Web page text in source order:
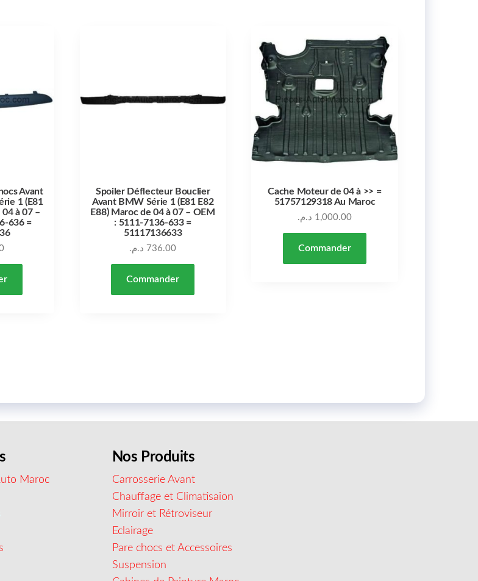
Avant
1 (E81
04 à 07 –
636 =
Spoiler Déflecteur Bouclier
Avant BMW Série 1 (E81 E82
E88) Maroc de 04 à 07 – OEM
: 5111-7136-633 =
51117136633
736.00 د.م.
Commander
Cache Moteur de 04 à >> =
51757129318 Au Maroc
1,000.00 د.م.
Commander
Maroc
Nos Produits
Carrosserie Avant
Chauffage et Climatisaion
Mirroir et Rétroviseur
Eclairage
Pare chocs et Accessoires
Suspension